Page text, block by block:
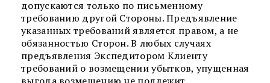
допускаются только по письменному
требованию другой Стороны. Предъявление
указанных требований является правом, а не
обязанностью Сторон. В любых случаях
предъявления Экспедитором Клиенту
требований о возмещении убытков, упущенная